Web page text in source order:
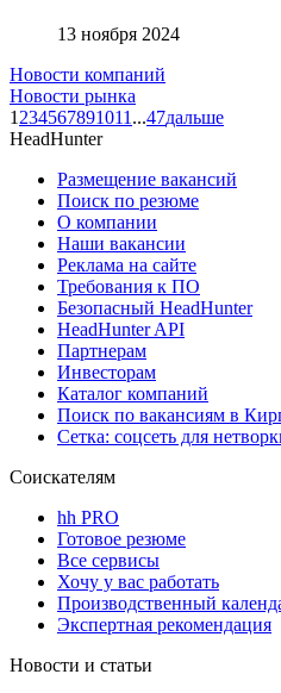
13 ноября 2024
Новости компаний
Новости рынка
1 234567891011 ...47дальше
HeadHunter
Размещение вакансий
Поиск по резюме
О компании
Наши вакансии
Реклама на сайте
Требования к ПО
Безопасный HeadHunter
HeadHunter API
Партнерам
Инвесторам
Каталог компаний
Поиск по вакансиям в
Сетка: соцсеть для
Соискателям
hh PRO
Готовое резюме
Все сервисы
Хочу у вас работать
Производственный
Экспертная рекомендация
Новости и статьи